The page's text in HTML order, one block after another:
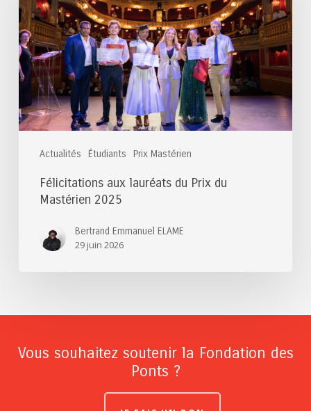
Actualités Étudiants Prix Mastérien
du
Prix
du
Mastérien
2025
Félicitations aux lauréats du Prix du
Mastérien 2025
Bertrand Emmanuel ELAME
29 juin 2026
Vous souhaitez soutenir la Fondation des
Ponts ?